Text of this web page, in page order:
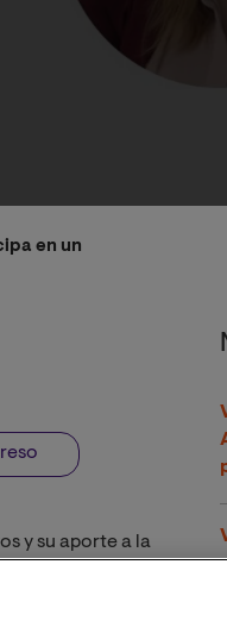
en un congreso
y su aporte a la
del Área
y Dr. Ignacio